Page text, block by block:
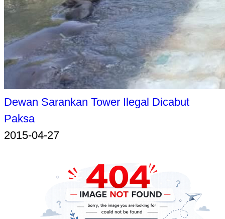
Dewan Sarankan Tower Ilegal Dicabut
Paksa
2015-04-27